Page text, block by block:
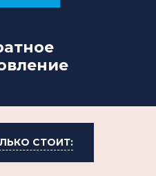
СТОИТ: